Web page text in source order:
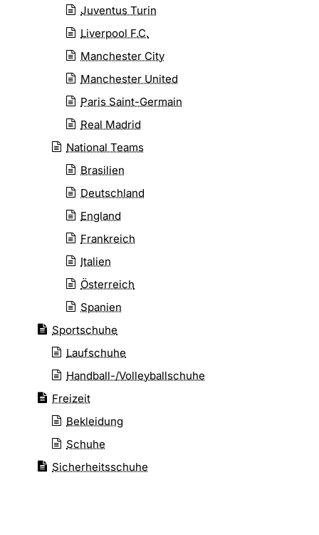
Juventus Turin
Liverpool F.C.
Manchester City
Manchester United
Paris Saint-Germain
Real Madrid
National Teams
Brasilien
Deutschland
England
Frankreich
Italien
Österreich
Spanien
Sportschuhe
Laufschuhe
Handball-/Volleyballschuhe
Freizeit
Bekleidung
Schuhe
Sicherheitsschuhe